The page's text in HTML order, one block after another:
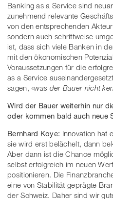
Banking as a Service sind
zunehmend relevante
von den entsprechenden
sondern auch schrittweise
ist, dass sich viele Banken in
mit den ökonomischen
Voraussetzungen für die
as a Service
sagen,«was der Bauer nicht
Wird der Bauer weiterhin nur
oder kommen bald auch neue
Bernhard Koye: Innovation hat
sie wird erst belächelt, dann
Aber dann ist die Chance
selbst erfolgreich im neuen
positionieren. Die
eine von Stabilität geprägte
der Schweiz. Daher sind wir